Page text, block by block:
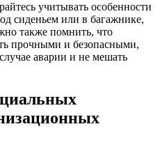
учитывать особенности
сиденьем или в багажнике,
также помнить, что
прочными и безопасными,
аварии и не мешать